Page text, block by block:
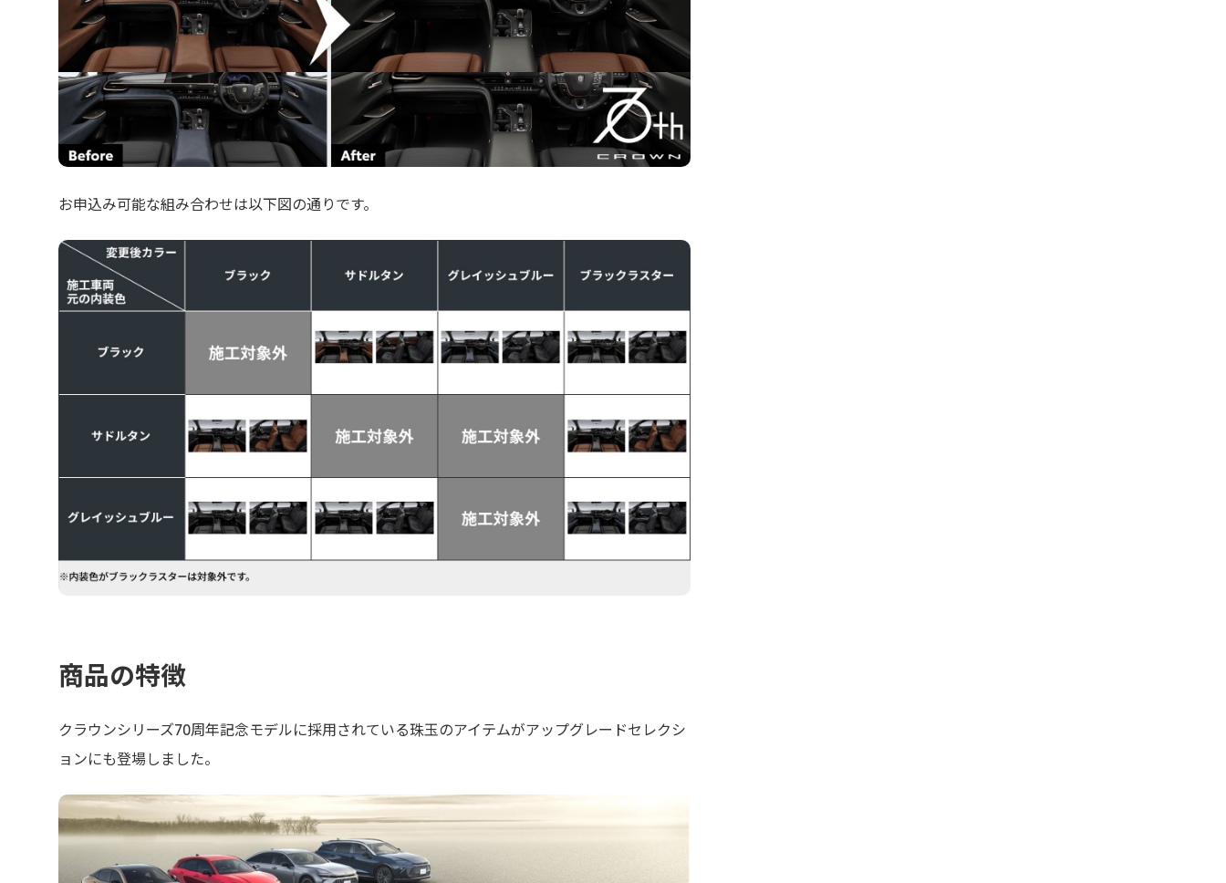
お申込み可能な組み合わせは以下図の通りです。
商品の特徴
クラウンシリーズ70周年記念モデルに採用されている​珠玉のアイテムがアップグレードセレクシ
ョンにも登場しました。​